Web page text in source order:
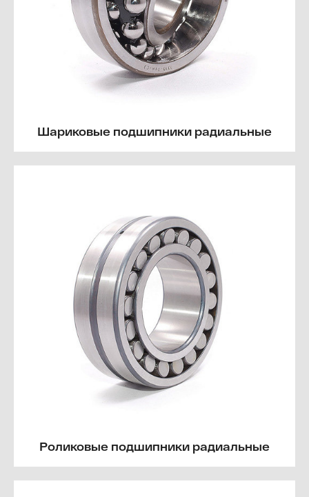
Шариковые подшипники радиальные
Роликовые подшипники радиальные